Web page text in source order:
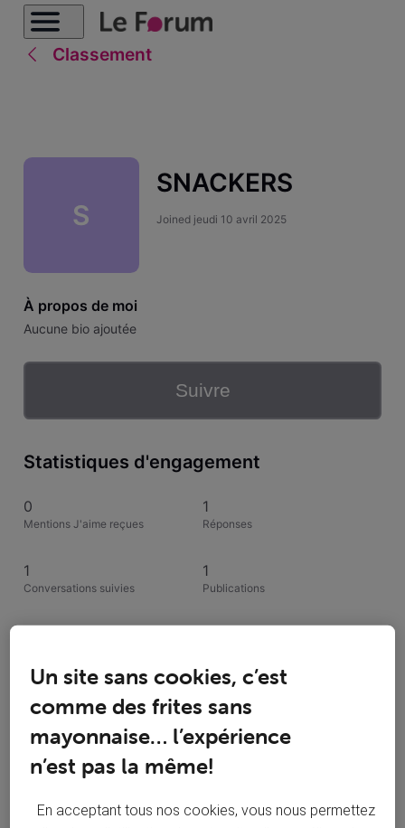
Classement
S
SNACKERS
Joined jeudi 10 avril 2025
À propos de moi
Aucune bio ajoutée
Suivre
Statistiques d'engagement
0
Mentions J'aime reçues
1
Réponses
1
Conversations suivies
1
Publications
Activités de SNACKERS
Toutesles activités
Selected
Toutesles
Un site sans cookies, c’est
comme des frites sans
mayonnaise… l’expérience
n’est pas la même!
En acceptant tous nos cookies, vous nous permettez